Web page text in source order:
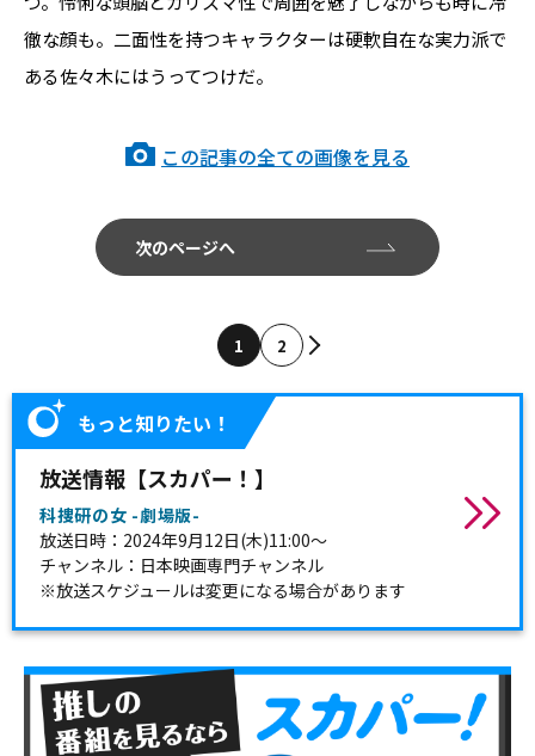
徹な顔も。二面性を持つキャラクターは硬軟自在な実力派で
ある佐々木にはうってつけだ。
この記事の全ての画像を見る
次のページへ
1 2
もっと知りたい！
放送情報【スカパー！】
科捜研の女 -劇場版-
放送日時：2024年9月12日(木)11:00～
チャンネル：日本映画専門チャンネル
※放送スケジュールは変更になる場合があります